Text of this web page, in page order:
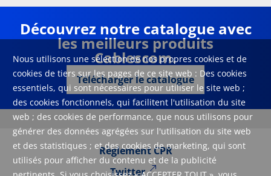
Nous utilisons une sélection de nos propres cookies et de
cookies de tiers sur les pages de ce site web : Des cookies
essentiels, qui sont nécessaires pour utiliser le site web ;
des cookies fonctionnels, qui facilitent l'utilisation du site
web ; des cookies de performance, que nous utilisons pour
générer des données agrégées sur l'utilisation du site web
et des statistiques ; et des cookies de marketing, qui sont
utilisés pour afficher du contenu et de la publicité
Découvrez notre catalogue avec
les meilleurs produits
Cablescom.
Télécharger le catalogue
Règlement CPR
Twitter